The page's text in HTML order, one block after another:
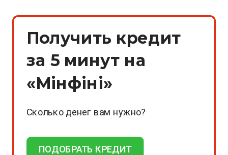
Получить кредит
за 5 минут на
«Мінфіні»
Сколько денег вам нужно?
ПОДОБРАТЬ КРЕДИТ